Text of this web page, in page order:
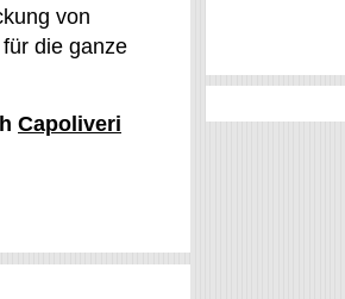
von
die ganze
Capoliveri